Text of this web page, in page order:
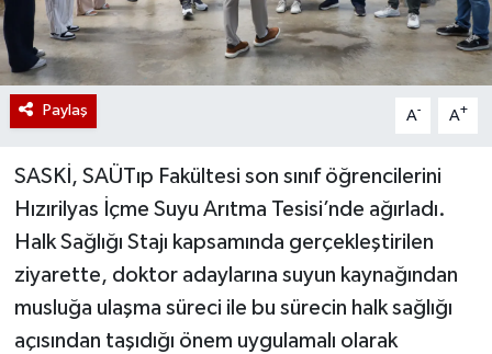
Paylaş A- A+
SASKİ, SAÜTıp Fakültesi son sınıf öğrencilerini
Hızırilyas İçme Suyu Arıtma Tesisi’nde ağırladı.
Halk Sağlığı Stajı kapsamında gerçekleştirilen
ziyarette, doktor adaylarına suyun kaynağından
musluğa ulaşma süreci ile bu sürecin halk sağlığı
açısından taşıdığı önem uygulamalı olarak